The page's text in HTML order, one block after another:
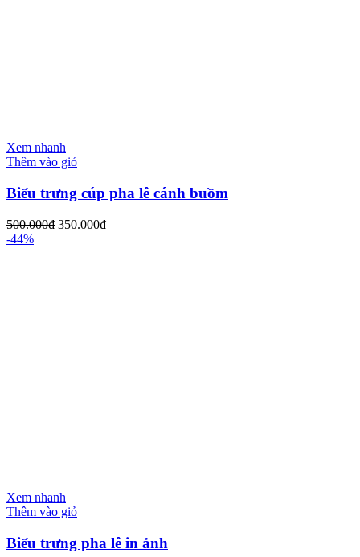
Xem nhanh
Thêm vào giỏ
Biểu trưng cúp pha lê cánh buồm
500.000₫ 350.000₫
-44%
Xem nhanh
Thêm vào giỏ
Biểu trưng pha lê in ảnh